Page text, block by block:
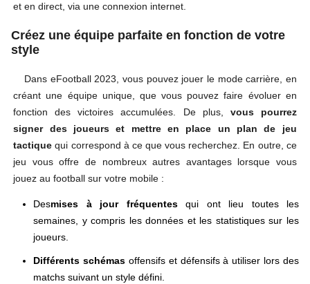
et en direct, via une connexion internet.
Créez une équipe parfaite en fonction de votre
style
Dans eFootball 2023, vous pouvez jouer le mode carrière, en
créant une équipe unique, que vous pouvez faire évoluer en
fonction des victoires accumulées. De plus, vous pourrez
signer des joueurs et mettre en place un plan de jeu
tactique qui correspond à ce que vous recherchez. En outre, ce
jeu vous offre de nombreux autres avantages lorsque vous
jouez au football sur votre mobile :
Desmises à jour fréquentesqui ont lieu toutes les
semaines, y compris les données et les statistiques sur les
joueurs.
Différents schémasoffensifs et défensifs à utiliser lors des
matchs suivant un style défini.